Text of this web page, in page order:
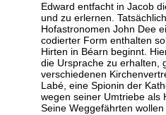
Edward entfacht in Jacob
und zu erlernen.
Hofastronomen John Dee
codierter Form enthalten
Hirten in Béarn beginnt.
die Ursprache zu erhalten,
verschiedenen
Labé, eine Spionin der
wegen seiner Umtriebe als
Seine Weggefährten